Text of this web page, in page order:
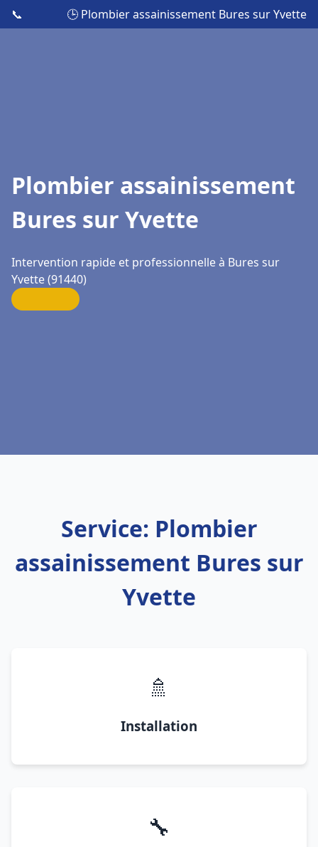
📞 🕒 Plombier assainissement Bures sur Yvette
Plombier assainissement
Bures sur Yvette
Intervention rapide et professionnelle à Bures sur
Yvette (91440)
Service: Plombier
assainissement Bures sur
Yvette
🚿
Installation
🔧